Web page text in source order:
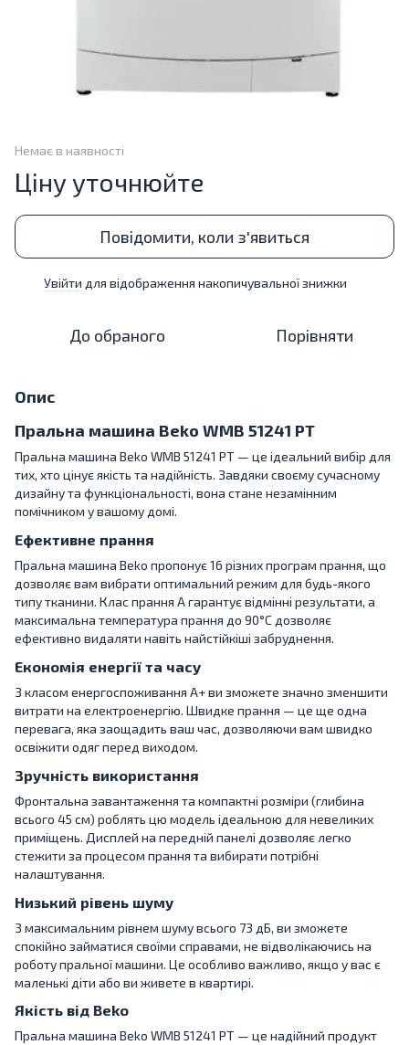
Немає в наявності
Ціну уточнюйте
Повідомити, коли з'явиться
Увійти для відображення накопичувальної знижки
До обраного Порівняти
Опис
Пральна машина Beko WMB 51241 PT
Пральна машина Beko WMB 51241 PT — це ідеальний вибір для
тих, хто цінує якість та надійність. Завдяки своєму сучасному
дизайну та функціональності, вона стане незамінним
помічником у вашому домі.
Ефективне прання
Пральна машина Beko пропонує 16 різних програм прання, що
дозволяє вам вибрати оптимальний режим для будь-якого
типу тканини. Клас прання А гарантує відмінні результати, а
максимальна температура прання до 90°C дозволяє
ефективно видаляти навіть найстійкіші забруднення.
Економія енергії та часу
З класом енергоспоживання A+ ви зможете значно зменшити
витрати на електроенергію. Швидке прання — це ще одна
перевага, яка заощадить ваш час, дозволяючи вам швидко
освіжити одяг перед виходом.
Зручність використання
Фронтальна завантаження та компактні розміри (глибина
всього 45 см) роблять цю модель ідеальною для невеликих
приміщень. Дисплей на передній панелі дозволяє легко
стежити за процесом прання та вибирати потрібні
налаштування.
Низький рівень шуму
З максимальним рівнем шуму всього 73 дБ, ви зможете
спокійно займатися своїми справами, не відволікаючись на
роботу пральної машини. Це особливо важливо, якщо у вас є
маленькі діти або ви живете в квартирі.
Якість від Beko
Пральна машина Beko WMB 51241 PT — це надійний продукт